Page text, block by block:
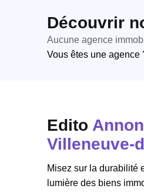
Découvrir
Aucune agence
Vous êtes une agence
Edito
Villeneuve-
Misez sur la durabilité
lumière des biens